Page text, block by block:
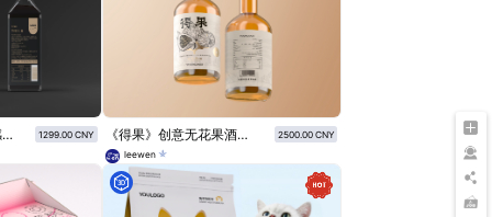
特级生抽包装设计/质感黑包装设计
1299.00 CNY
《得果》创意无花果酒标签设计
2500.00 CNY
leewen